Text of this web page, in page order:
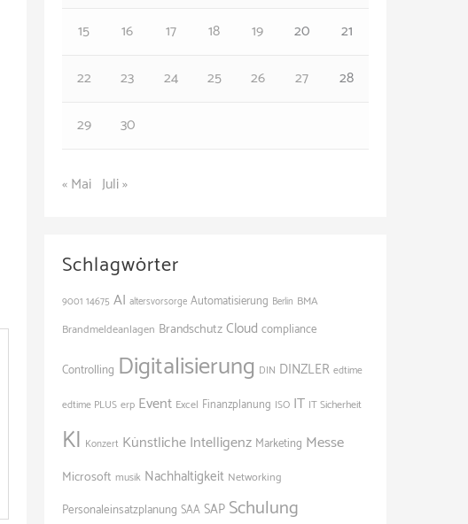
15
16 17 18 19 20
21
22
23 24 25 26 27
28
29
30
« Mai Juli »
Schlagwörter
9001 14675 AI altersvorsorge Automatisierung Berlin BMA
Brandmeldeanlagen BrandschutzCloud compliance
Controlling Digitalisierung DIN DINZLER edtime
edtime PLUS erp Event Excel Finanzplanung ISO IT IT Sicherheit
KI Konzert Künstliche Intelligenz Marketing Messe
Microsoft musik Nachhaltigkeit Networking
Personaleinsatzplanung SAASAP Schulung